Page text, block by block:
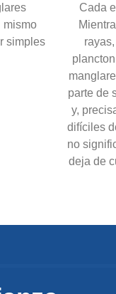
mismo
simples
Cada
parte de
y,
difíciles
no
deja de